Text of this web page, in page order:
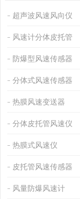
超声波风速风向仪
风速计分体皮托管
防爆型风速传感器
分体式风速传感器
热膜风速变送器
分体皮托管风速仪
热膜式风速仪
皮托管风速传感器
风量防爆风速计